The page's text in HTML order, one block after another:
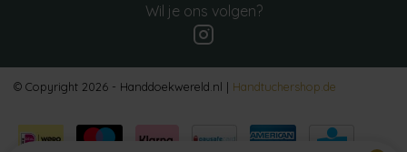
Wil je ons volgen?
© Copyright 2026 - Handdoekwereld.nl | Handtuchershop.de